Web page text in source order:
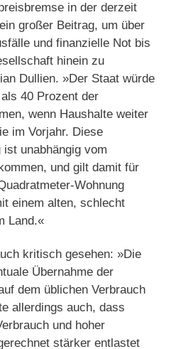
in der derzeit
großer Beitrag, um über
und finanzielle Not bis
hinein zu
Dullien. »Der Staat würde
40 Prozent der
wenn Haushalte weiter
im Vorjahr. Diese
unabhängig vom
und gilt damit für
Wohnung
einem alten, schlecht
Land.«
kritisch gesehen: »Die
Übernahme der
dem üblichen Verbrauch
allerdings auch, dass
und hoher
stärker entlastet